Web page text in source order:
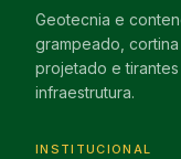
Geotecnia e
grampeado,
projetado e
infraestrutura.
INSTITUCIONAL